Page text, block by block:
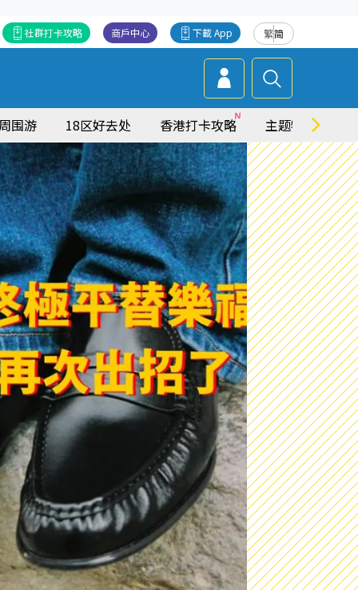
繁简
下載 App
商戶中心
社群打卡攻略
周围游 18区好去处 香港打卡攻略 主题特集